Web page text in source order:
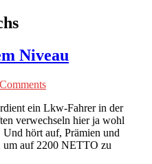
Niveau
ein Lkw-Fahrer in der
verwechseln hier ja wohl
hört auf, Prämien und
um auf 2200 NETTO zu